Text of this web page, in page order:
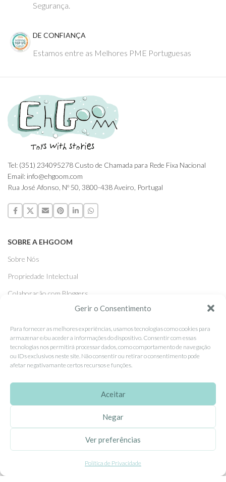
Gerir o Consentimento
Para fornecer as melhores experiências, usamos tecnologias como cookies para
armazenar e/ou aceder a informações do dispositivo. Consentir com essas
tecnologias nos permitirá processar dados, como comportamento de navegação
ou IDs exclusivos neste site. Não consentir ou retirar o consentimento pode
afetar negativamante certos recursos e funções.
Aceitar
Negar
Ver preferências
Política de Privacidade
Segurança.
DE CONFIANÇA
Estamos entre as Melhores PME Portuguesas
Tel: (351) 234095278 Custo de Chamada para Rede Fixa Nacional
Email: info@ehgoom.com
Rua José Afonso, Nº 50, 3800-438 Aveiro, Portugal
SOBRE A EHGOOM
Sobre Nós
Propriedade Intelectual
Colaboração com Bloggers
Listas de Aniversário e Babyshower
CONDIÇÕES GERAIS
Politica de Privacidade